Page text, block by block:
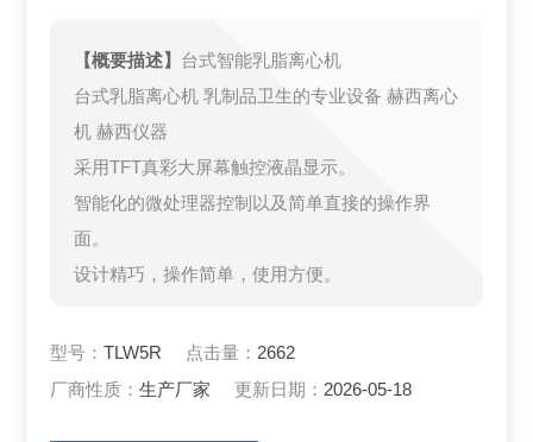
【概要描述】 台式智能乳脂离心机
台式乳脂离心机 乳制品卫生的专业设备 赫西离心
机 赫西仪器
采用TFT真彩大屏幕触控液晶显示。
智能化的微处理器控制以及简单直接的操作界
面。
设计精巧，操作简单，使用方便。
型号：TLW5R 点击量： 2662
厂商性质：生产厂家 更新日期： 2026-05-18